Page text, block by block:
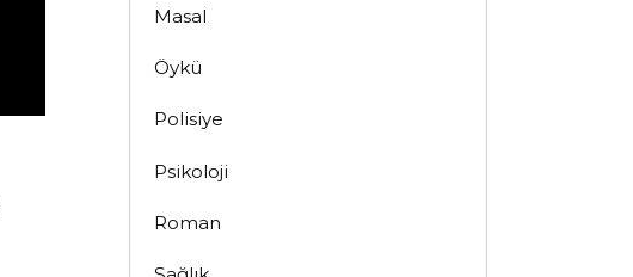
Masal
Öykü
Polisiye
Psikoloji
Roman